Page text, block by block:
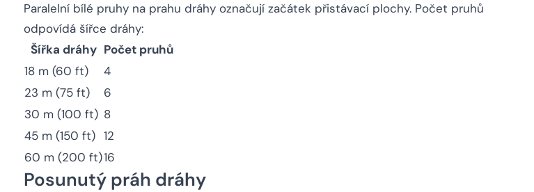
Paralelní bílé pruhy na prahu dráhy označují začátek přistávací plochy. Počet pruhů
odpovídá šířce dráhy:
Šířka dráhy Počet pruhů
18 m (60 ft)
4
23 m (75 ft)
6
30 m (100 ft) 8
45 m (150 ft) 12
60 m (200 ft)16
Posunutý práh dráhy